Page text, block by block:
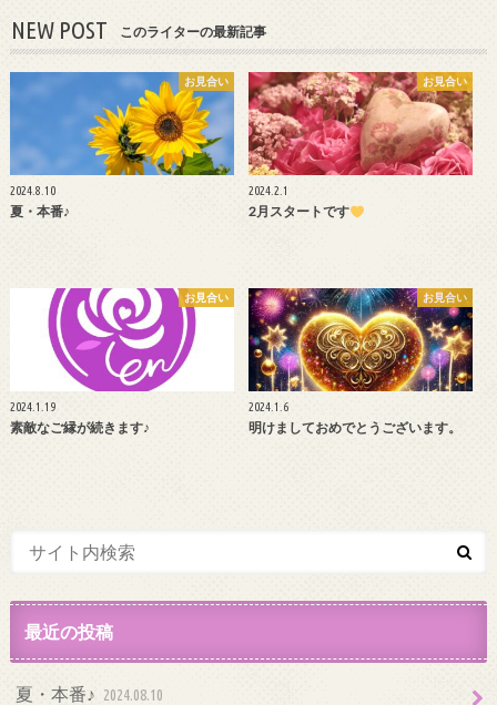
NEW POST このライターの最新記事
お見合い
2024.8.10
夏・本番♪
お見合い
2024.2.1
2月スタートです
お見合い
2024.1.19
素敵なご縁が続きます♪
お見合い
2024.1.6
明けましておめでとうございます。
最近の投稿
夏・本番♪ 2024.08.10